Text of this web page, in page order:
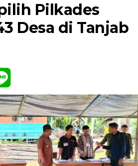
Pilkades
Desa di Tanjab